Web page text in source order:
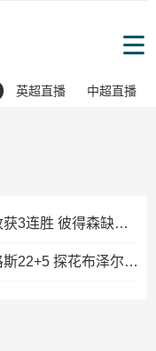
英超直播 中超直播
爵士10人轮换均得分大胜雷霆收获3连胜 彼得森缺阵 艾杜16+14
夏联-老鹰6人上双轻取灰熊 希格斯22+5 探花布泽尔缺战